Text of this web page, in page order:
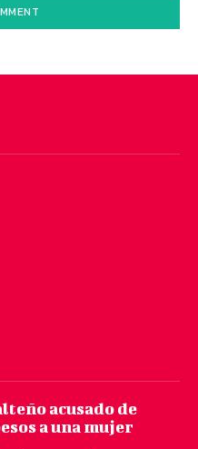
acusado de
a una mujer